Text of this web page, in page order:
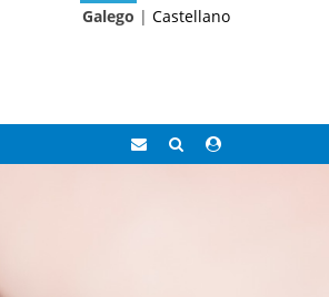
Galego | Castellano
Correo
Eidolocal
BuscarAcceso
área